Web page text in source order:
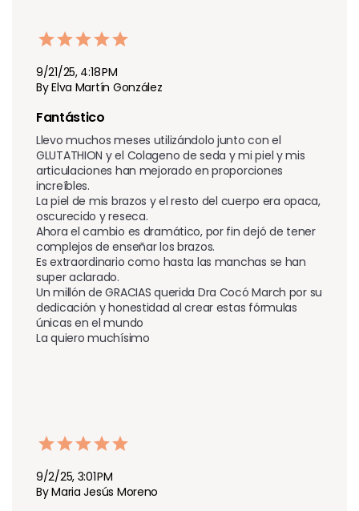
9/21/25, 4:18 PM
By Elva Martín González
Fantástico
Llevo muchos meses utilizándolo junto con el
GLUTATHION y el Colageno de seda y mi piel y mis
articulaciones han mejorado en proporciones
increíbles.
La piel de mis brazos y el resto del cuerpo era opaca,
oscurecido y reseca.
Ahora el cambio es dramático, por fin dejó de tener
complejos de enseñar los brazos.
Es extraordinario como hasta las manchas se han
super aclarado.
Un millón de GRACIAS querida Dra Cocó March por su
dedicación y honestidad al crear estas fórmulas
únicas en el mundo
La quiero muchísimo
9/2/25, 3:01 PM
By Maria Jesús Moreno